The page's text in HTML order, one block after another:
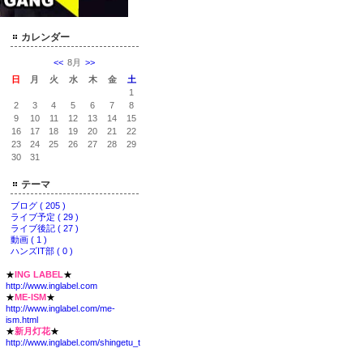
カレンダー
<< 8月 >>
日
月 火 水 木 金
土
1
2
3 4 5 6 7
8
9
10 11 12 13 14
15
16
17 18 19 20 21
22
23
24 25 26 27 28
29
30
31
テーマ
ブログ ( 205 )
ライブ予定 ( 29 )
ライブ後記 ( 27 )
動画 ( 1 )
ハンズIT部 ( 0 )
★ING LABEL★
http://www.inglabel.com
★ME-ISM★
http://www.inglabel.com/me-
ism.html
★新月灯花★
http://www.inglabel.com/shingetu_t